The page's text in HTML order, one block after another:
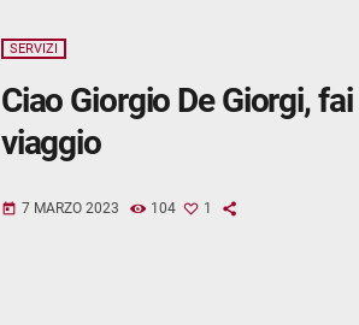
SERVIZI
Ciao Giorgio De Giorgi,
viaggio
today 7 MARZO 2023 104 1